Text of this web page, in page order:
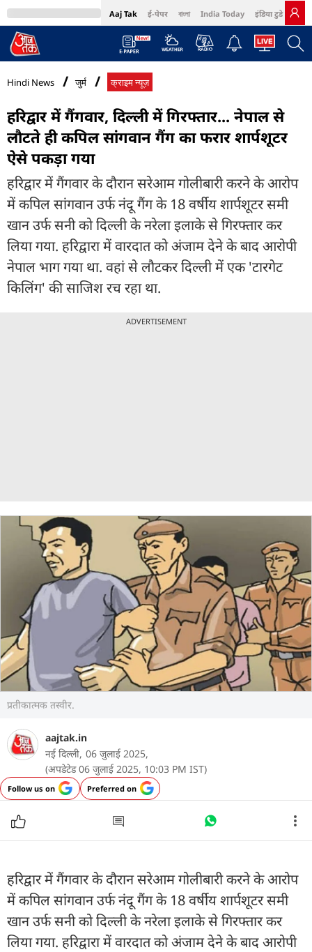
Aaj Tak ई-पेपर বাংলা India Today इंडिया टुडे हिंदी
MumbaiTak Cosmopolitan Harper's Bazaar Northeast
Hindi News जुर्म क्राइम न्यूज़
हरिद्वार में गैंगवार, दिल्ली में गिरफ्तार... नेपाल से
लौटते ही कपिल सांगवान गैंग का फरार शार्पशूटर
ऐसे पकड़ा गया
हरिद्वार में गैंगवार के दौरान सरेआम गोलीबारी करने के आरोप
में कपिल सांगवान उर्फ नंदू गैंग के 18 वर्षीय शार्पशूटर समी
खान उर्फ सनी को दिल्ली के नरेला इलाके से गिरफ्तार कर
लिया गया. हरिद्वारा में वारदात को अंजाम देने के बाद आरोपी
नेपाल भाग गया था. वहां से लौटकर दिल्ली में एक 'टारगेट
किलिंग' की साजिश रच रहा था.
ADVERTISEMENT
प्रतीकात्मक तस्वीर.
aajtak.in
नई दिल्ली, 06 जुलाई 2025,
(अपडेटेड 06 जुलाई 2025, 10:03 PM IST)
Follow us on Preferred on
हरिद्वार में गैंगवार के दौरान सरेआम गोलीबारी करने के आरोप
में कपिल सांगवान उर्फ नंदू गैंग के 18 वर्षीय शार्पशूटर समी
खान उर्फ सनी को दिल्ली के नरेला इलाके से गिरफ्तार कर
लिया गया. हरिद्वारा में वारदात को अंजाम देने के बाद आरोपी